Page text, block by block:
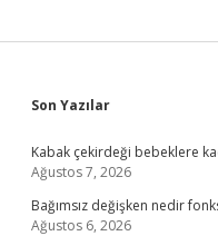
Sidebar
Son Yazılar
Kabak çekirdeği bebeklere
Ağustos 7, 2026
Bağımsız değişken nedir
Ağustos 6, 2026